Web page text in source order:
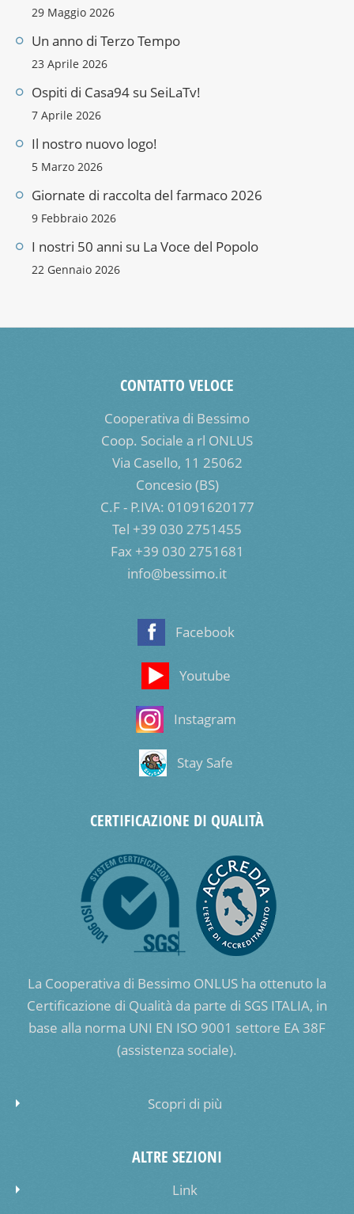
29 Maggio 2026
Un anno di Terzo Tempo
23 Aprile 2026
Ospiti di Casa94 su SeiLaTv!
7 Aprile 2026
Il nostro nuovo logo!
5 Marzo 2026
Giornate di raccolta del farmaco 2026
9 Febbraio 2026
I nostri 50 anni su La Voce del Popolo
22 Gennaio 2026
CONTATTO VELOCE
Cooperativa di Bessimo
Coop. Sociale a rl ONLUS
Via Casello, 11 25062
Concesio (BS)
C.F - P.IVA: 01091620177
Tel +39 030 2751455
Fax +39 030 2751681
info@bessimo.it
Facebook
Youtube
Instagram
Stay Safe
CERTIFICAZIONE DI QUALITÀ
La Cooperativa di Bessimo ONLUS ha ottenuto la
Certificazione di Qualità da parte di SGS ITALIA, in
base alla norma UNI EN ISO 9001 settore EA 38F
(assistenza sociale).
Scopri di più
ALTRE SEZIONI
Link